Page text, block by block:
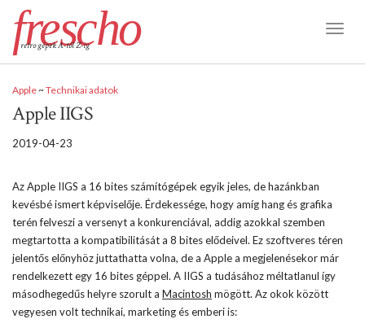
frescho
retro gépek A-tól Z-ig
Apple~Technikai adatok
Apple IIGS
2019-04-23
Az Apple IIGS a 16 bites számítógépek egyik jeles, de hazánkban
kevésbé ismert képviselője. Érdekessége, hogy amíg hang és grafika
terén felveszi a versenyt a konkurenciával, addig azokkal szemben
megtartotta a kompatibilitását a 8 bites elődeivel. Ez szoftveres téren
jelentős előnyhöz juttathatta volna, de a Apple a megjelenésekor már
rendelkezett egy 16 bites géppel. A IIGS a tudásához méltatlanul így
másodhegedűs helyre szorult a Macintosh mögött. Az okok között
vegyesen volt technikai, marketing és emberi is: